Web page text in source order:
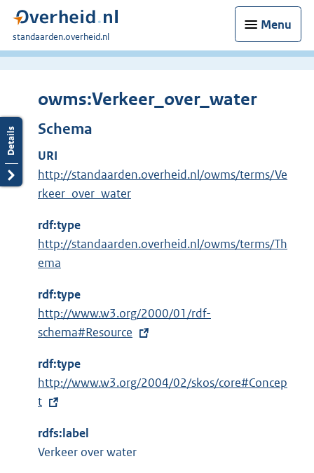
Menu
U
bent
standaarden.overheid.nl
owms:Verkeer_over_water
Schema
URI
http://standaarden.overheid.nl/owms/terms/Ve
rkeer_over_water
rdf:type
http://standaarden.overheid.nl/owms/terms/Th
ema
rdf:type
E
x
e
r
n
l
http://www.w3.org/2000/01/rdf-
schema#Resource
rdf:type
E
x
e
r
http://www.w3.org/2004/02/skos/core#Concep
t
rdfs:label
Verkeer over water